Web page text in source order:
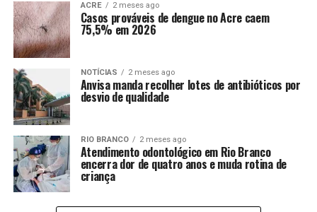
ACRE 2 meses ago
Casos prováveis de dengue no Acre caem
75,5% em 2026
NOTÍCIAS 2 meses ago
Anvisa manda recolher lotes de antibióticos por
desvio de qualidade
RIO BRANCO 2 meses ago
Atendimento odontológico em Rio Branco
encerra dor de quatro anos e muda rotina de
criança